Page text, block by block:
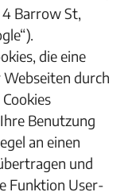
Barrow St,
die eine
durch
Benutzung
an einen
und
Funktion User-